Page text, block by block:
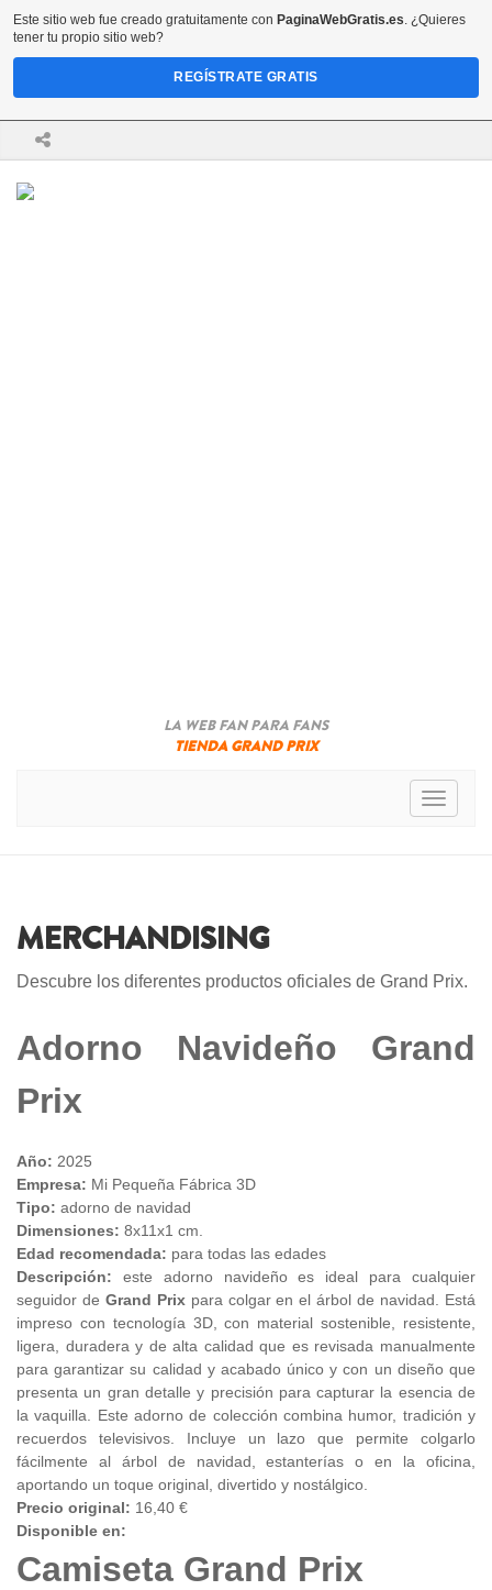
LA WEB FAN PARA FANS
TIENDA GRAND PRIX
Toggle
MERCHANDISING
Descubre los diferentes productos oficiales de Grand Prix.
Adorno Navideño Grand
Prix
Año: 2025
Empresa: Mi Pequeña Fábrica 3D
Tipo: adorno de navidad
Dimensiones: 8x11x1 cm.
Edad recomendada: para todas las edades
Descripción: este adorno navideño es ideal para cualquier
seguidor de Grand Prixpara colgar en el árbol de navidad. Está
impreso con tecnología 3D, con material sostenible, resistente,
ligera, duradera y de alta calidad que es revisada manualmente
para garantizar su calidad y acabado único y con un diseño que
presenta un gran detalle y precisión para capturar la esencia de
la vaquilla. Este adorno de colección combina humor, tradición y
recuerdos televisivos. Incluye un lazo que permite colgarlo
fácilmente al árbol de navidad, estanterías o en la oficina,
aportando un toque original, divertido y nostálgico.
Precio original: 16,40 €
Disponible en:
Camiseta Grand Prix
Este sitio web fue creado gratuitamente con PaginaWebGratis.es. ¿Quieres
tener tu propio sitio web?
REGÍSTRATE GRATIS